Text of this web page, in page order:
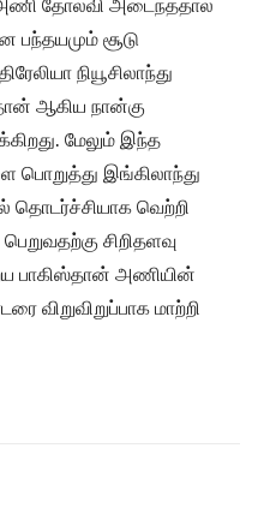
அணி தோல்வி அடைந்ததால்
பந்தயமும் சூடு
நியூசிலாந்து
ஆகிய நான்கு
மேலும் இந்த
இங்கிலாந்து
தொடர்ச்சியாக வெற்றி
சிறிதளவு
பாகிஸ்தான் அணியின்
விறுவிறுப்பாக மாற்றி